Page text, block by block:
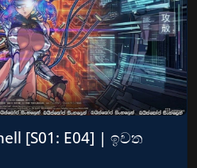
[S01: E04] | ඉවත